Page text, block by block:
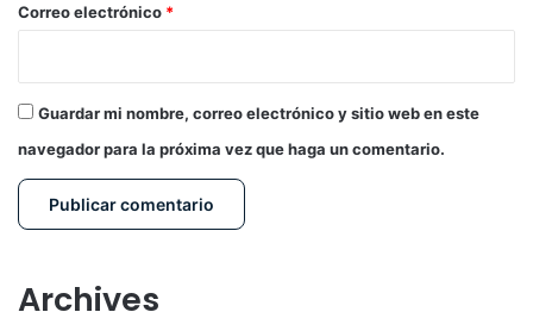
*
Correo electrónico *
Guardar mi nombre, correo electrónico y sitio web en este
navegador para la próxima vez que haga un comentario.
Archives